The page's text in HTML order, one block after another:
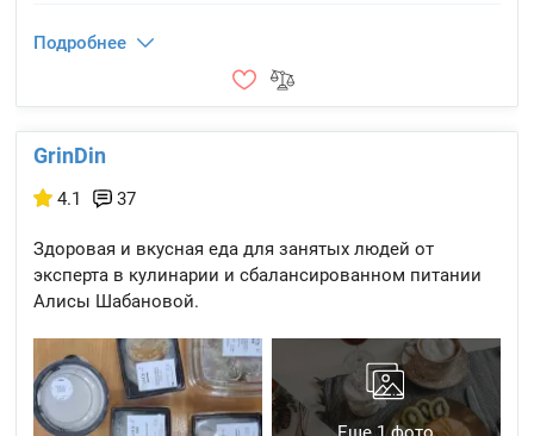
Подробнее
GrinDin
4.1 37
Здоровая и вкусная еда для занятых людей от
эксперта в кулинарии и сбалансированном питании
Алисы Шабановой.